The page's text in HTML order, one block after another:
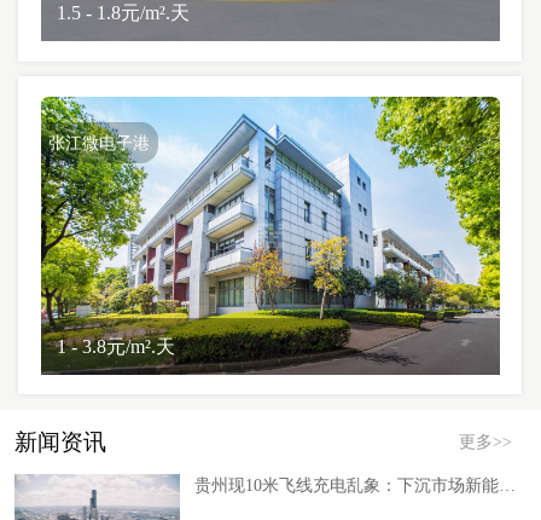
1.5 - 1.8元/m².天
张江微电子港
1 - 3.8元/m².天
新闻资讯 更多>>